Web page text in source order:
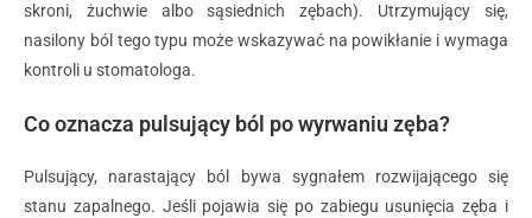
skroni, żuchwie albo sąsiednich zębach). Utrzymujący się,
nasilony ból tego typu może wskazywać na powikłanie i wymaga
kontroli u stomatologa.
Co oznacza pulsujący ból po wyrwaniu zęba?
Pulsujący, narastający ból bywa sygnałem rozwijającego się
stanu zapalnego. Jeśli pojawia się po zabiegu usunięcia zęba i